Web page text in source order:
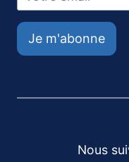
Je m'abonne
Nous